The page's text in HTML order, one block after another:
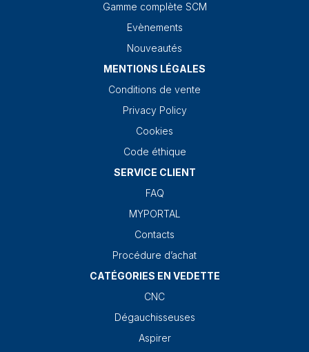
Gamme complète SCM
Evènements
Nouveautés
MENTIONS LÉGALES
Conditions de vente
Privacy Policy
Cookies
Code éthique
SERVICE CLIENT
FAQ
MYPORTAL
Contacts
Procédure d’achat
CATÉGORIES EN VEDETTE
CNC
Dégauchisseuses
Aspirer